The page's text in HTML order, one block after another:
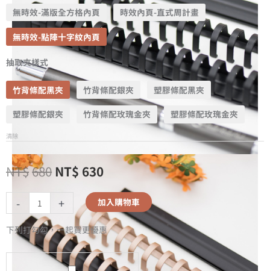
無時效-滿版全方格內頁 時效內頁-直式周計畫
無時效-點陣十字紋內頁
抽取夾樣式
竹背條配黑夾 竹背條配銀夾 塑膠條配黑夾
塑膠條配銀夾 竹背條配玫瑰金夾 塑膠條配玫瑰金夾
清除
NT$680 NT$ 630
- + 加入購物車
下列打勾勾，一起買更優惠